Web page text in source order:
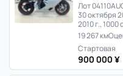
Лот 04110
30 октября
2010 г., 1000
19 267 км
Стартовая
900 000 ¥